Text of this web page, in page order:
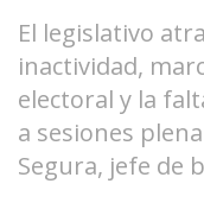
El legislativo
inactividad,
electoral y la
a sesiones
Segura, jefe de